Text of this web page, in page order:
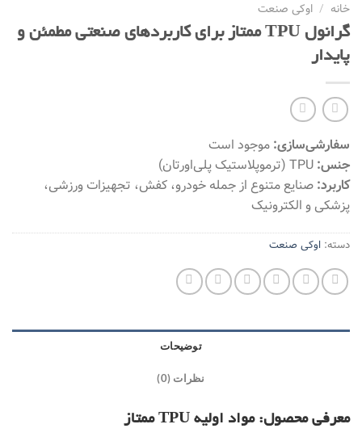
خانه / اوکی صنعت
گرانول TPU ممتاز برای کاربردهای صنعتی مطمئن و
پایدار
سفارشی‌سازی: موجود است
جنس:
کاربرد: صنایع متنوع از جمله خودرو، کفش، تجهیزات ورزشی،
پزشکی و الکترونیک
دسته: اوکی صنعت
توضیحات
نظرات (0)
معرفی محصول: مواد اولیه TPU ممتاز